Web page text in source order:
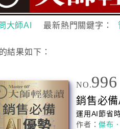
大師AI 最新熱門關鍵字：
的結果如下：
NO.996
銷售必備
運用AI節省
作者：傑布